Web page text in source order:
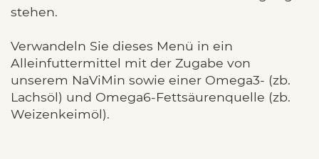
stehen.
Verwandeln Sie dieses Menü in ein
Alleinfuttermittel mit der Zugabe von
unserem NaViMin sowie einer Omega3- (zb.
Lachsöl) und Omega6-Fettsäurenquelle (zb.
Weizenkeimöl).